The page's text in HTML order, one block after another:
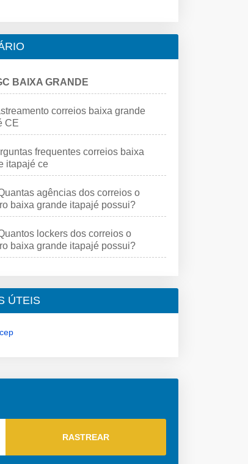
BAIXA GRANDE
correios baixa grande
CE
frequentes correios baixa
itapajé ce
agências dos correios o
baixa grande itapajé possui?
lockers dos correios o
baixa grande itapajé possui?
ÚTEIS